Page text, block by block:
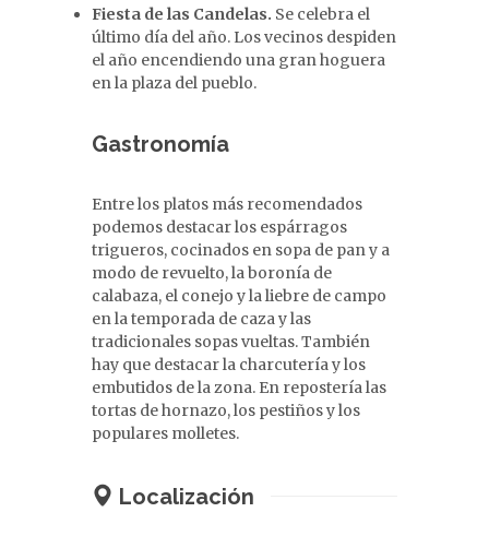
Fiesta de las Candelas. Se celebra el
último día del año. Los vecinos despiden
el año encendiendo una gran hoguera
en la plaza del pueblo.
Gastronomía
Entre los platos más recomendados
podemos destacar los espárragos
trigueros, cocinados en sopa de pan y a
modo de revuelto, la boronía de
calabaza, el conejo y la liebre de campo
en la temporada de caza y las
tradicionales sopas vueltas. También
hay que destacar la charcutería y los
embutidos de la zona. En repostería las
tortas de hornazo, los pestiños y los
populares molletes.
Localización